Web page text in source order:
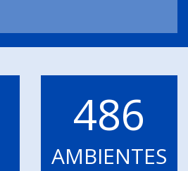
486
AMBIENTES